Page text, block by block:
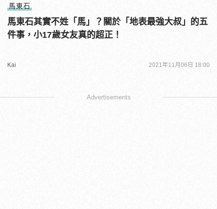
馬東石
馬東石其實不姓「馬」？關於「地表最強大叔」的五
件事，小17歲女友真的超正！
Kai 2021年11月06日 18:00
Advertisements